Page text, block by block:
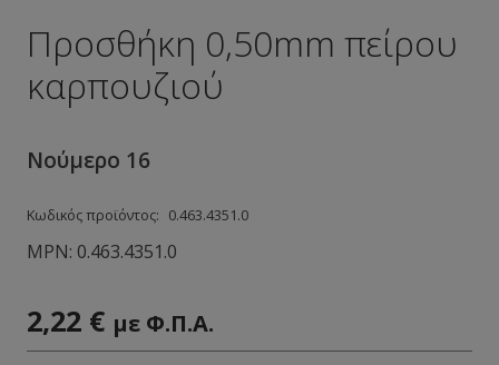
Προσθήκη 0,50mm πείρου
καρπουζιού
Νούμερο 16
Κωδικός προϊόντος: 0.463.4351.0
MPN: 0.463.4351.0
2,22 € με Φ.Π.Α.